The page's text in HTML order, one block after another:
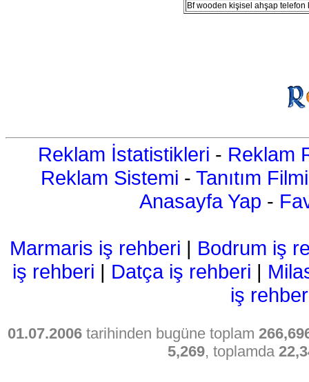
Bf wooden kişisel ahşap telefon
Reklam İstatistikleri - Reklam
Reklam Sistemi - Tanıtım Filmi
Anasayfa Yap -
Marmaris iş rehberi | Bodrum iş
iş rehberi | Datça iş rehberi |
iş
01.07.2006 tarihinden bugüne toplam
5,269, toplamda